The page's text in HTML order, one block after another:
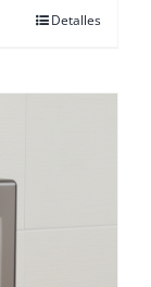
Detalles